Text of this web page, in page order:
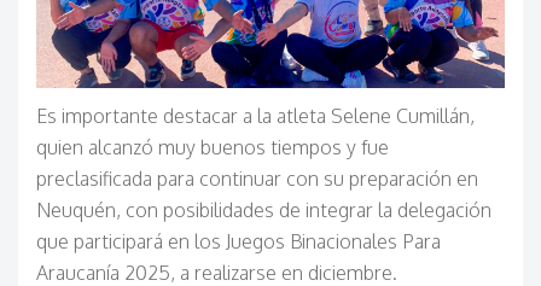
Es importante destacar a la atleta Selene Cumillán,
quien alcanzó muy buenos tiempos y fue
preclasificada para continuar con su preparación en
Neuquén, con posibilidades de integrar la delegación
que participará en los Juegos Binacionales Para
Araucanía 2025, a realizarse en diciembre.